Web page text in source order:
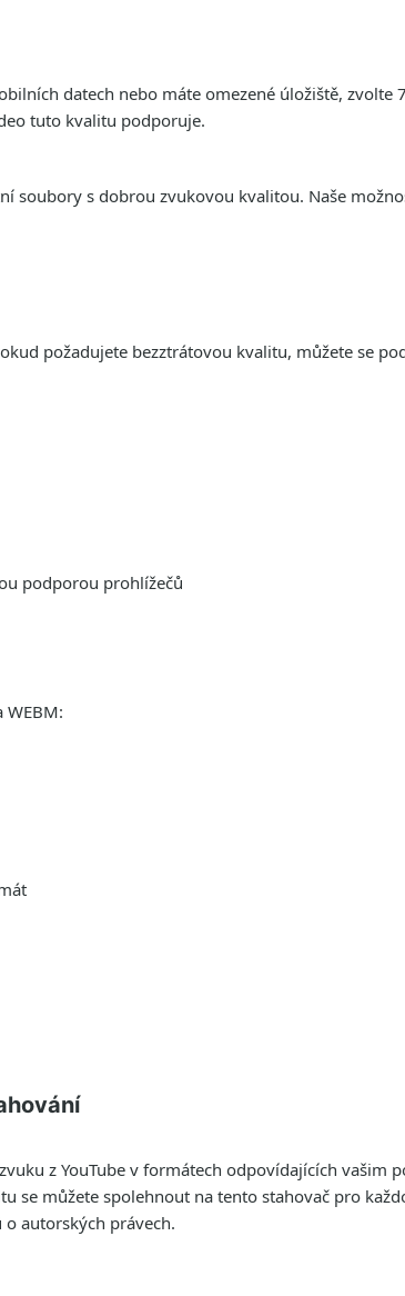
datech nebo máte omezené úložiště, zvolte
tuto kvalitu podporuje.
soubory s dobrou zvukovou kvalitou. Naše
požadujete bezztrátovou kvalitu, můžete se
podporou prohlížečů
z YouTube v formátech odpovídajících vašim
se můžete spolehnout na tento stahovač pro
autorských právech.